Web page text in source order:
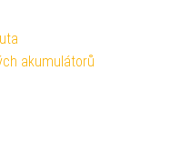
akumulátorů